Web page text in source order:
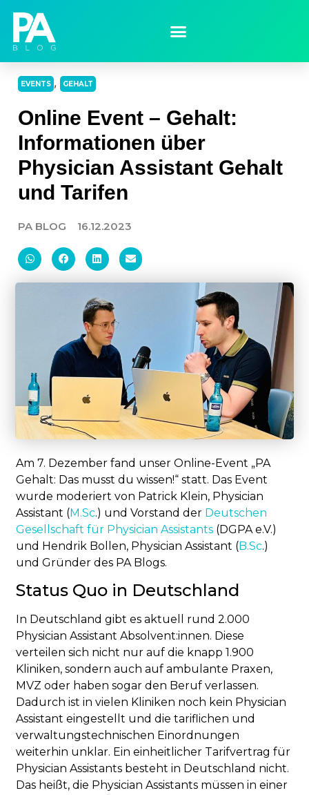
EVENTS , GEHALT
Online Event – Gehalt:
Informationen über
Physician Assistant Gehalt
und Tarifen
PA BLOG 16.12.2023
Am 7. Dezember fand unser Online-Event „PA
Gehalt: Das musst du wissen!“ statt. Das Event
wurde moderiert von Patrick Klein, Physician
Assistant (M.Sc.) und Vorstand der Deutschen
Gesellschaft für Physician Assistants (DGPA e.V.)
und Hendrik Bollen, Physician Assistant (B.Sc.)
und Gründer des PA Blogs.
Status Quo in Deutschland
In Deutschland gibt es aktuell rund 2.000
Physician Assistant Absolvent:innen. Diese
verteilen sich nicht nur auf die knapp 1.900
Kliniken, sondern auch auf ambulante Praxen,
MVZ oder haben sogar den Beruf verlassen.
Dadurch ist in vielen Kliniken noch kein Physician
Assistant eingestellt und die tariflichen und
verwaltungstechnischen Einordnungen
weiterhin unklar. Ein einheitlicher Tarifvertrag für
Physician Assistants besteht in Deutschland nicht.
Das heißt, die Physician Assistants müssen in einer